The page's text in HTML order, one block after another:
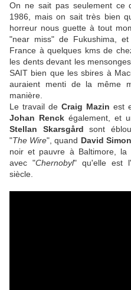
On ne sait pas seulement ce
1986, mais on sait très bien
horreur nous guette à tout
"near miss" de Fukushima,
France à quelques kms de
les dents devant les
SAIT bien que les sbires à
auraient menti de la même
manière.
Le travail de Craig Mazin est
Johan Renck également, et
Stellan Skarsgård sont
"The Wire", quand David Simon
noir et pauvre à Baltimore, la
avec "Chernobyl" qu'elle est
siècle.